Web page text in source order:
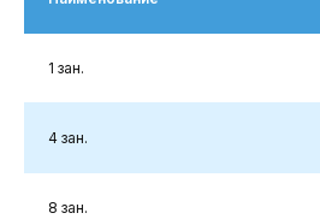
1 зан.
4 зан.
8 зан.